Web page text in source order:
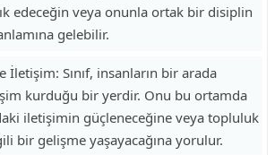
edeceğin veya onunla ortak bir disiplin
gelebilir.
İletişim: Sınıf, insanların bir arada
kurduğu bir yerdir. Onu bu ortamda
iletişimin güçleneceğine veya topluluk
bir gelişme yaşayacağına yorulur.